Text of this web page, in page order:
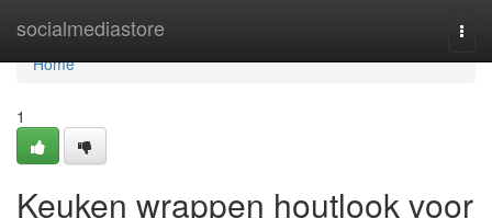
socialmediastore
Home
Home
1
Keuken wrappen houtlook voor